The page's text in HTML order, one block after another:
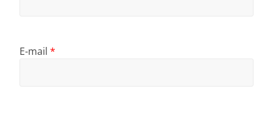
E-mail *